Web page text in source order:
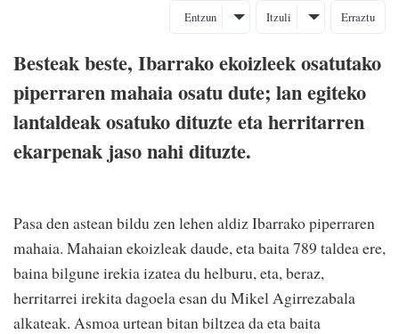
Entzun Itzuli Erraztu
Besteak beste, Ibarrako ekoizleek osatutako
piperraren mahaia osatu dute; lan egiteko
lantaldeak osatuko dituzte eta herritarren
ekarpenak jaso nahi dituzte.
Pasa den astean bildu zen lehen aldiz Ibarrako piperraren
mahaia. Mahaian ekoizleak daude, eta baita 789 taldea ere,
baina bilgune irekia izatea du helburu, eta, beraz,
herritarrei irekita dagoela esan du Mikel Agirrezabala
alkateak. Asmoa urtean bitan biltzea da eta baita